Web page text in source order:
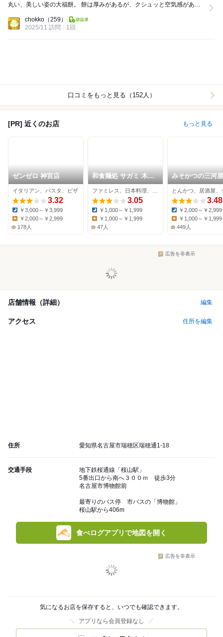
丸い、美しい姿の大福餅。 餅は厚みがあるが、クシュッと空気感があ
chokko （259）
2025/11 訪問
1回
口コミをもっと見る（152人）
[PR] 近くのお店 もっと見る
ゼンゼロ 神宮店
イタリアン、パスタ、ピザ
3.32
Dinner:
￥3,000～￥3,999
￥2,000～￥2,999
178人
和食麺処 サガミ 木場
店
3.05
Dinner:
￥1,000～￥1,999
Lunch:
￥1,000～￥1,999
47人
みそかつの三河屋
とんかつ、居酒屋、
3.48
Dinner:
￥2,000～￥2,999
￥1,000～￥1,999
449人
広告を非表示
店舗情報（詳細） 編集
アクセス 住所を編集
住所 愛知県名古屋市瑞穂区瑞穂通1-18
交通手段
地下鉄桜通線「桜山駅」
5番出口から南へ３００ｍ 徒歩3分
名古屋市博物館前
最寄りのバス停 市バスの「博物館」
桜山駅から406m
食べログアプリで地図を開く
広告を非表示
気になるお店を保存すると、いつでも確認できます。
アプリなら会員登録なし